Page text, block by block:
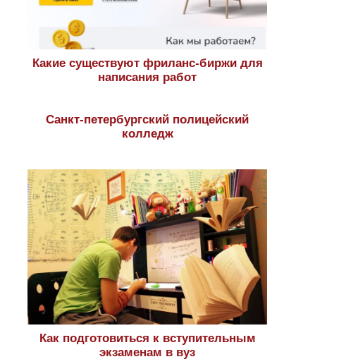
Какие существуют фриланс-биржи для
написания работ
Санкт-петербургский полицейский
колледж
Как подготовиться к вступительным
экзаменам в вуз